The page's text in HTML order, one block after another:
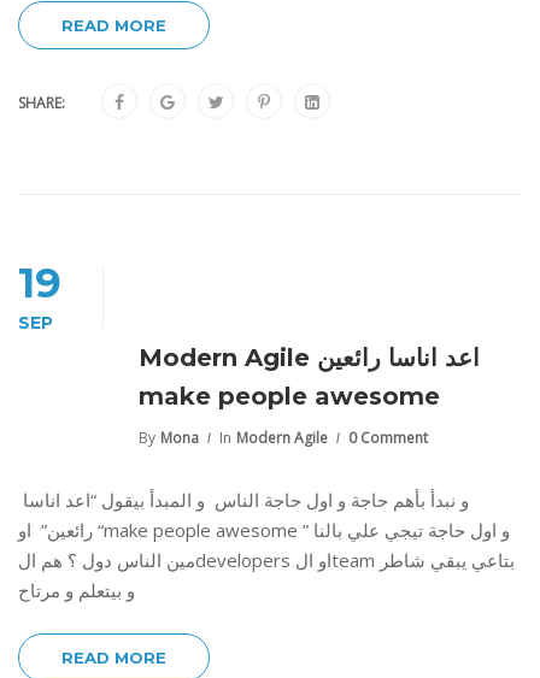
READ MORE
SHARE:
19
SEP
Modern Agile اعد اناسا رائعين
make people awesome
By Mona In Modern Agile 0 Comment
رائعين” او “make people awesome ” و اول حاجة تيجي علي بالنا
مين الناس دول ؟ هم الdevelopers او الteam بتاعي يبقي شاطر
و بيتعلم و مرتاح
READ MORE